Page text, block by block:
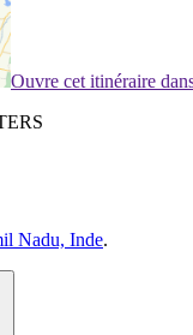
Ouvre cet itinéraire
Nadu, Inde.